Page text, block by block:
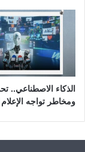
الذكاء الاصطناعي..
ومخاطر تواجه